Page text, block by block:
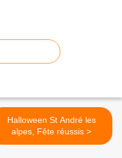
Halloween St André les
alpes, Fête réussis >